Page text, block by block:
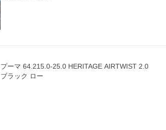
プーマ 64.215.0-25.0 HERITAGE AIRTWIST 2.0
ブラック ロー